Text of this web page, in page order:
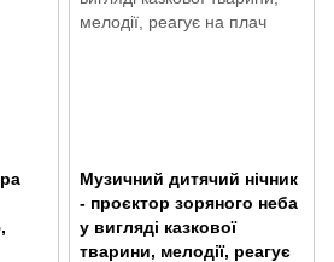
Музичний дитячий нічник
- проєктор зоряного неба
у вигляді казкової
тварини, мелодії, реагує